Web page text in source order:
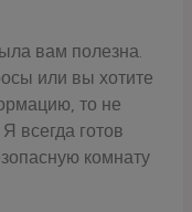
вам полезна.
или вы хотите
то не
всегда готов
комнату